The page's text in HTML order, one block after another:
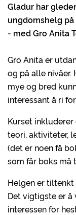
Gladur har
ungdomshelg
- med Gro Anita
Gro Anita er
og på alle nivåer.
mye og bred
interessant å ri
Kurset
teori, aktiviteter,
(det er noen få
som får boks må
Helgen er tiltenkt
Det vigtigste er
interessen for